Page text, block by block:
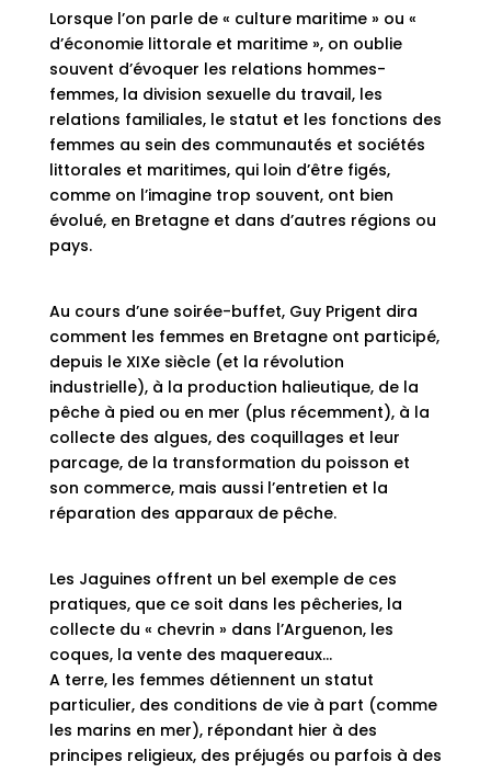
Lorsque l’on parle de « culture maritime » ou «
d’économie littorale et maritime », on oublie
souvent d’évoquer les relations hommes-
femmes, la division sexuelle du travail, les
relations familiales, le statut et les fonctions des
femmes au sein des communautés et sociétés
littorales et maritimes, qui loin d’être figés,
comme on l’imagine trop souvent, ont bien
évolué, en Bretagne et dans d’autres régions ou
pays.
Au cours d’une soirée-buffet, Guy Prigent dira
comment les femmes en Bretagne ont participé,
depuis le XIXe siècle (et la révolution
industrielle), à la production halieutique, de la
pêche à pied ou en mer (plus récemment), à la
collecte des algues, des coquillages et leur
parcage, de la transformation du poisson et
son commerce, mais aussi l’entretien et la
réparation des apparaux de pêche.
Les Jaguines offrent un bel exemple de ces
pratiques, que ce soit dans les pêcheries, la
collecte du « chevrin » dans l’Arguenon, les
coques, la vente des maquereaux…
A terre, les femmes détiennent un statut
particulier, des conditions de vie à part (comme
les marins en mer), répondant hier à des
principes religieux, des préjugés ou parfois à des